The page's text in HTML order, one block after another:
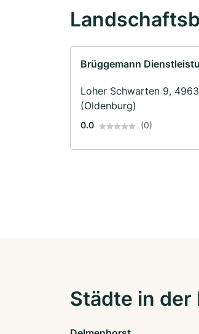
Brüggemann
Loher Schwarten 9,
(Oldenburg)
0.0 (0)
Städte in der